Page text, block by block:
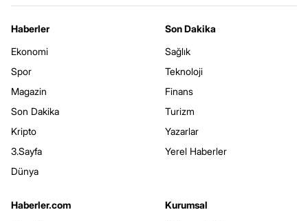
Haberler
Ekonomi
Spor
Magazin
Son Dakika
Kripto
3.Sayfa
Dünya
Son Dakika
Sağlık
Teknoloji
Finans
Turizm
Yazarlar
Yerel Haberler
Haberler.com
Kurumsal